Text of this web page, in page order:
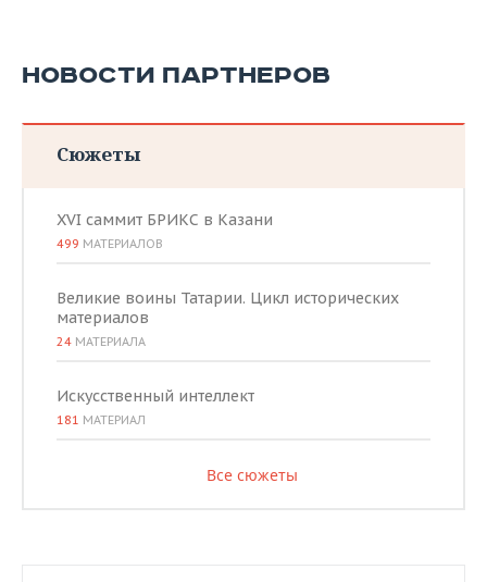
НОВОСТИ ПАРТНЕРОВ
Сюжеты
XVI саммит БРИКС в Казани
499 МАТЕРИАЛОВ
Великие воины Татарии. Цикл исторических
материалов
24 МАТЕРИАЛА
Искусственный интеллект
181 МАТЕРИАЛ
Все сюжеты